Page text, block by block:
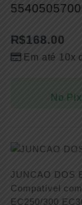
R$168.00
Em até 10x
No
JUNCAO DOS
Compatível
EC250/300